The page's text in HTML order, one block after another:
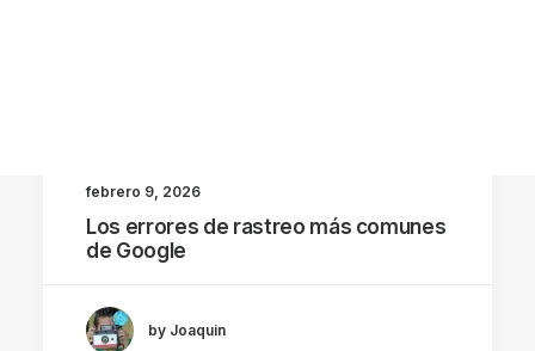
febrero 9, 2026
Los errores de rastreo más comunes
de Google
by Joaquin